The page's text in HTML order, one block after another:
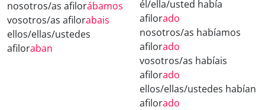
nosotros/as afilorábamos
vosotros/as afilorabais
ellos/ellas/ustedes
afiloraban
él/ella/usted había
afilorado
nosotros/as habíamos
afilorado
vosotros/as habíais
afilorado
ellos/ellas/ustedes habían
afilorado